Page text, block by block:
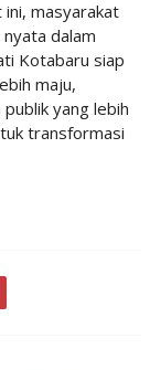
masyarakat
dalam
Kotabaru siap
maju,
yang lebih
transformasi